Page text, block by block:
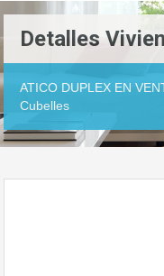
Detalles
ATICO DUPLEX EN
Cubelles